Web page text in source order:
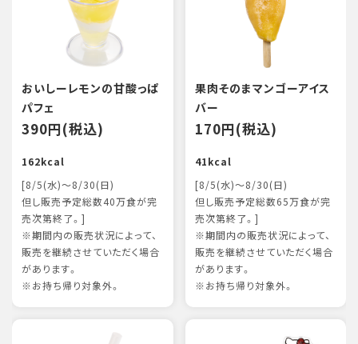
おいしーレモンの甘酸っぱ
パフェ
390円(税込)
162kcal
[8/5(水)～8/30(日)
但し販売予定総数40万食が完
売次第終了。]
※期間内の販売状況によって、
販売を継続させていただく場合
があります。
※お持ち帰り対象外。
果肉そのまマンゴーアイス
バー
170円(税込)
41kcal
[8/5(水)～8/30(日)
但し販売予定総数65万食が完
売次第終了。]
※期間内の販売状況によって、
販売を継続させていただく場合
があります。
※お持ち帰り対象外。